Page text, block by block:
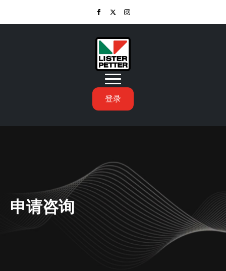
登录
申请咨询